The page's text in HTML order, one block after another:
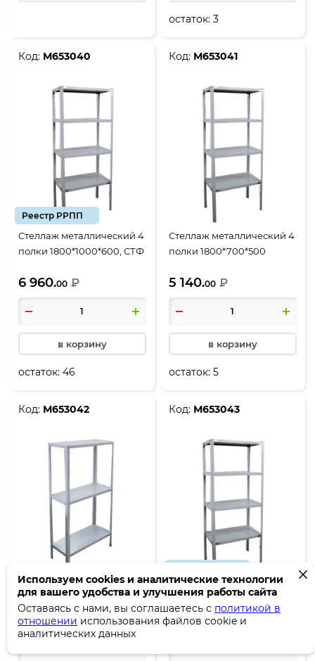
остаток:3
Код: М653040
Реестр РРПП
Стеллаж металлический 4
полки 1800*1000*600, СТФ
6 960.00 ₽
в корзину
остаток:46
Код: М653041
Стеллаж металлический 4
полки 1800*700*500
5 140.00 ₽
в корзину
остаток:5
Код: М653042
Стеллаж металлический 3
полки 1800*700*600
4 865.00 ₽
Код: М653043
Стеллаж металлический 4
полки 1800*1000*400, СТФ
1044-1.8
Используем cookies и аналитические технологии
для вашего удобства и улучшения работы сайта
Оставаясь с нами, вы соглашаетесь с политикой в
отношении использования файлов cookie и
аналитических данных